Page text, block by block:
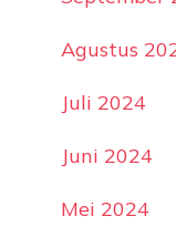
Agustus
Juli 2024
Juni 2024
Mei 2024